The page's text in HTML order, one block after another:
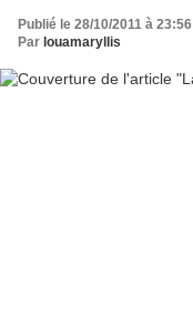
Publié le 28/10/2011 à 23:56
Par louamaryllis